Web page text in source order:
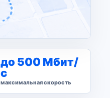
до 500 Мбит/
с
максимальная скорость